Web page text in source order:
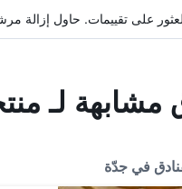
على تقييمات. حاول إزالة
مشابهة لـ
في جدّة